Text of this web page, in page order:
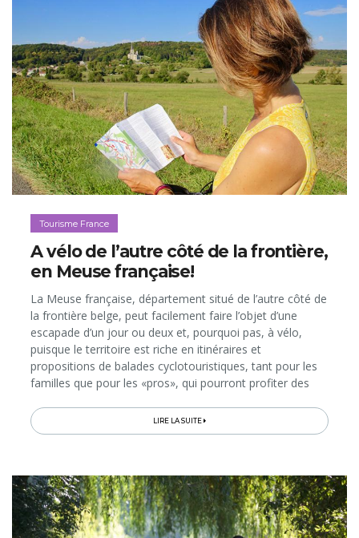
Tourisme France
A vélo de l’autre côté de la frontière,
en Meuse française!
La Meuse française, département situé de l’autre côté de
la frontière belge, peut facilement faire l’objet d’une
escapade d’un jour ou deux et, pourquoi pas, à vélo,
puisque le territoire est riche en itinéraires et
propositions de balades cyclotouristiques, tant pour les
familles que pour les «pros», qui pourront profiter des
historique en VTT sur le champ de bataille de Verdun,
circuits thématiques d’une journée, Fête du Vélo et grand
historiques, paysagères et gourmandes, en passant par
des petites routes peu fréquentées alternant forêts,
pâtures,&nbsp;plaines et vallées…
LIRE LA SUITE